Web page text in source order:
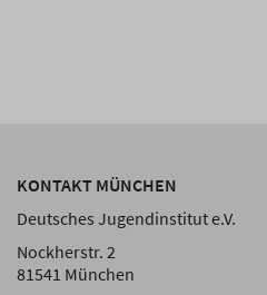
KONTAKT MÜNCHEN
Deutsches Jugendinstitut e.V.
Nockherstr. 2
81541 München